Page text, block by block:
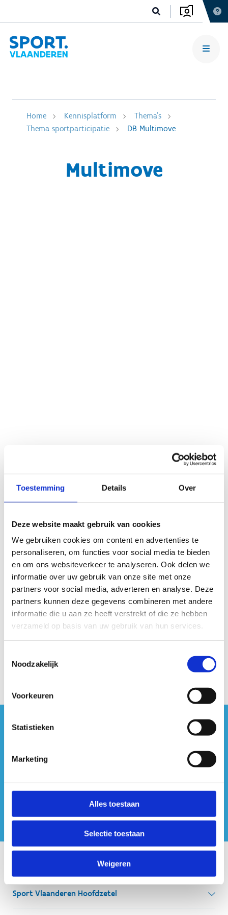
Toestemming Details Over
Deze website maakt gebruik van cookies
We gebruiken cookies om content en advertenties te
personaliseren, om functies voor social media te bieden
en om ons websiteverkeer te analyseren. Ook delen we
informatie over uw gebruik van onze site met onze
partners voor social media, adverteren en analyse. Deze
partners kunnen deze gegevens combineren met andere
informatie die u aan ze heeft verstrekt of die ze hebben
verzameld op basis van uw gebruik van hun services.
Noodzakelijk
Voorkeuren
Statistieken
Marketing
Alles toestaan
Selectie toestaan
Weigeren
Home Kennisplatform
Thema's
Thema sportparticipatie
DB Multimove
Multimove
#sportersbelevenmeer
Sport Vlaanderen Hoofdzetel